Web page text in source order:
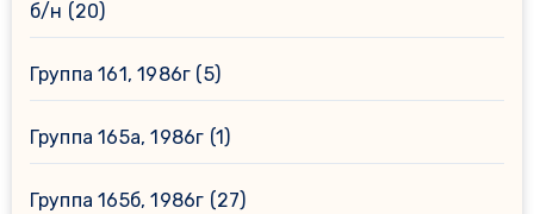
б/н (20)
Группа 161, 1986г (5)
Группа 165а, 1986г (1)
Группа 165б, 1986г (27)